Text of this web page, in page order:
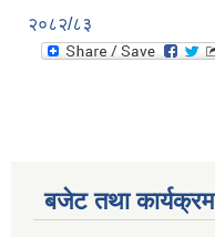
२०८२/८३
बजेट तथा कार्यक्रम